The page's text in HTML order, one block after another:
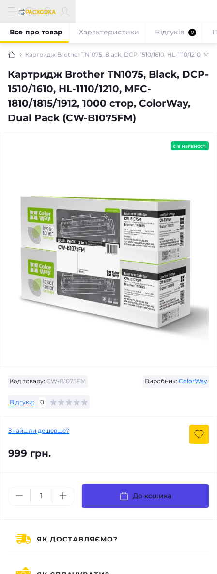
Картридж Brother TN1075, Black, DCP-1510/1610, HL-1110/1210,
Картридж Brother TN1075, Black, DCP-
1510/1610, HL-1110/1210, MFC-
1810/1815/1912, 1000 стор, ColorWay,
Dual Pack (CW-B1075FM)
Все про товар Характеристики Відгуків 0
є в наявності
Код товару: CW-B1075FM Виробник: ColorWay
Відгуки: 0
Знайшли дешевше?
999 грн.
До кошика
ЯК ДОСТАВЛЯЄМО?